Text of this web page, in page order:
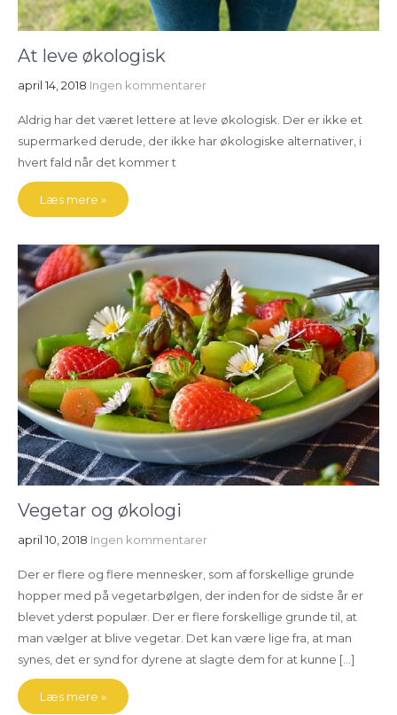
At leve økologisk
april 14, 2018 Ingen kommentarer
Aldrig har det været lettere at leve økologisk. Der er ikke et
supermarked derude, der ikke har økologiske alternativer, i
hvert fald når det kommer t
Læs mere »
Vegetar og økologi
april 10, 2018 Ingen kommentarer
Der er flere og flere mennesker, som af forskellige grunde
hopper med på vegetarbølgen, der inden for de sidste år er
blevet yderst populær. Der er flere forskellige grunde til, at
man vælger at blive vegetar. Det kan være lige fra, at man
synes, det er synd for dyrene at slagte dem for at kunne […]
Læs mere »